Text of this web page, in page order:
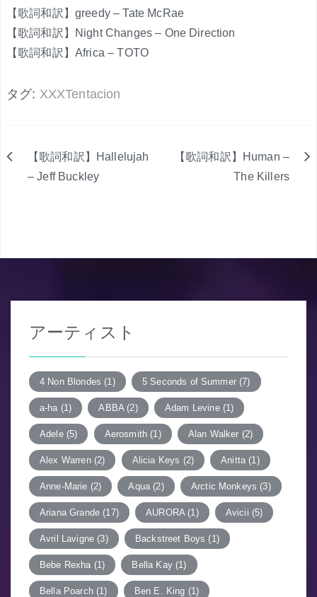
【歌詞和訳】greedy – Tate McRae
【歌詞和訳】Night Changes – One Direction
【歌詞和訳】Africa – TOTO
タグ: XXXTentacion
ビ
【歌詞和訳】Hallelujah
– Jeff Buckley
【歌詞和訳】Human –
The Killers
アーティスト
4 Non Blondes (1) 5 Seconds of Summer(7)
a-ha (1) ABBA(2) Adam Levine(1)
Adele(5) Aerosmith (1) Alan Walker (2)
Alex Warren(2) Alicia Keys (2) Anitta (1)
Anne-Marie (2) Aqua (2) Arctic Monkeys (3)
Ariana Grande (17) AURORA(1) Avicii (5)
Avril Lavigne (3) Backstreet Boys (1)
Bebe Rexha (1) Bella Kay(1)
Bella Poarch(1) Ben E. King (1)